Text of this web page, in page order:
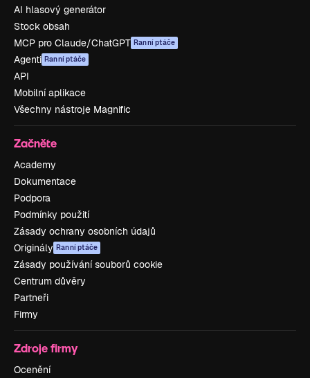
AI hlasový generátor
Stock obsah
MCP pro Claude/ChatGPT Ranní ptáče
Agenti Ranní ptáče
API
Mobilní aplikace
Všechny nástroje Magnific
Začněte
Academy
Dokumentace
Podpora
Podmínky použití
Zásady ochrany osobních údajů
Originály Ranní ptáče
Zásady používání souborů cookie
Centrum důvěry
Partneři
Firmy
Zdroje firmy
Ocenění